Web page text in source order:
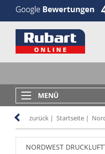
MENÜ
zurück | Startseite |
NORDWEST